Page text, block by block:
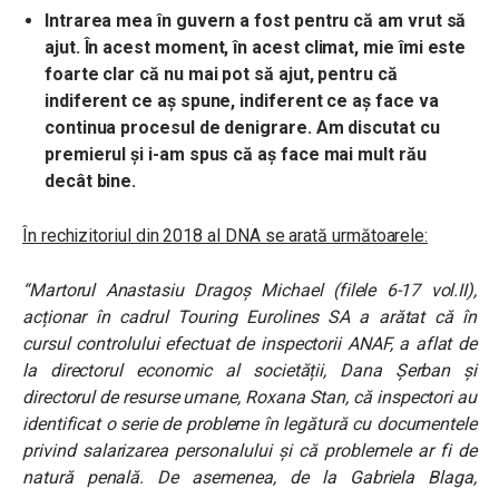
Intrarea mea în guvern a fost pentru că am vrut să
ajut. În acest moment, în acest climat, mie îmi este
foarte clar că nu mai pot să ajut, pentru că
indiferent ce aș spune, indiferent ce aș face va
continua procesul de denigrare. Am discutat cu
premierul și i-am spus că aș face mai mult rău
decât bine.
În rechizitoriul din 2018 al DNA se arată următoarele:
“Martorul Anastasiu Dragoș Michael (filele 6-17 vol.II),
acționar în cadrul Touring Eurolines SA a arătat că în
cursul controlului efectuat de inspectorii ANAF, a aflat de
la directorul economic al societății, Dana Șerban și
directorul de resurse umane, Roxana Stan, că inspectori au
identificat o serie de probleme în legătură cu documentele
privind salarizarea personalului și că problemele ar fi de
natură penală. De asemenea, de la Gabriela Blaga,